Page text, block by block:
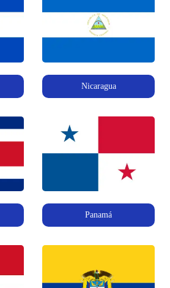
Nicaragua
Panamá